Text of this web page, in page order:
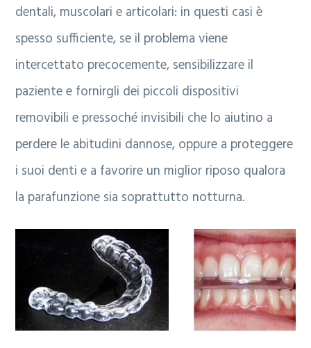
dentali, muscolari e articolari: in questi casi è
spesso sufficiente, se il problema viene
intercettato precocemente, sensibilizzare il
paziente e fornirgli dei piccoli dispositivi
removibili e pressoché invisibili che lo aiutino a
perdere le abitudini dannose, oppure a proteggere
i suoi denti e a favorire un miglior riposo qualora
la parafunzione sia soprattutto notturna.